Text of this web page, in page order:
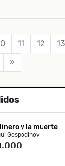
y la muerte
Gospodínov
11 12 13
»